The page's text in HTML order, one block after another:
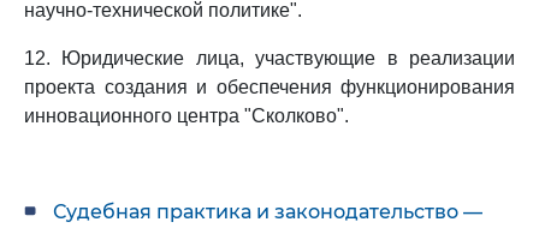
научно-технической политике".
12. Юридические лица, участвующие в реализации
проекта создания и обеспечения функционирования
инновационного центра "Сколково".
Судебная практика и законодательство —